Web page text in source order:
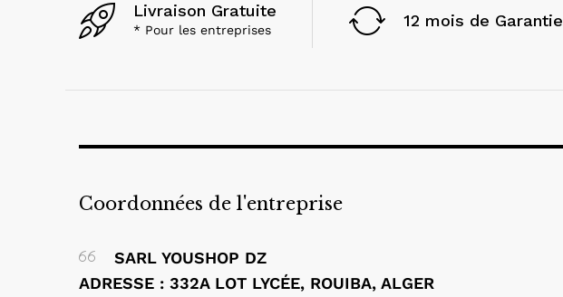
Livraison Gratuite
* Pour les entreprises 12 mois de Garantie
Coordonnées de l'entreprise
SARL YOUSHOP DZ
ADRESSE : 332A LOT LYCÉE, ROUIBA, ALGER